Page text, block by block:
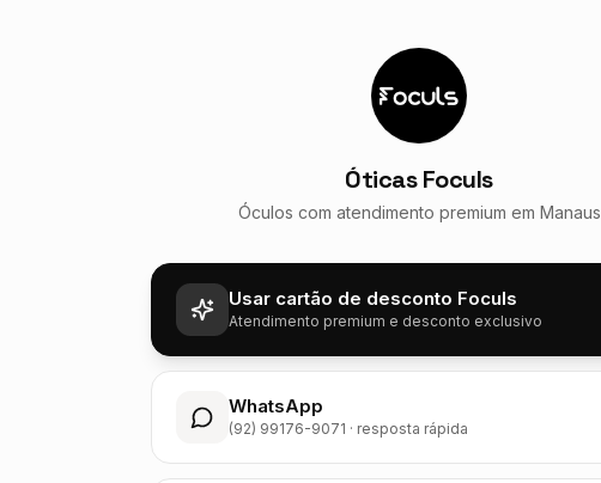
Óticas Foculs
Óculos com atendimento premium em Manaus
Usar cartão de desconto Foculs
Atendimento premium e desconto exclusivo
WhatsApp
(92) 99176-9071 · resposta rápida